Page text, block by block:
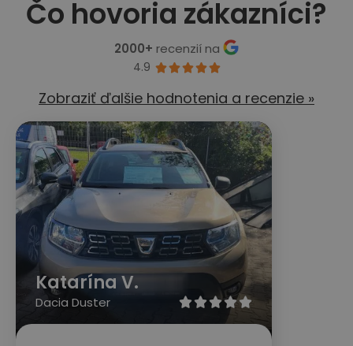
Čo hovoria zákazníci?
2000+ recenzií na
4.9 
Zobraziť ďalšie hodnotenia a recenzie »

Katarína V.
Dacia Duster